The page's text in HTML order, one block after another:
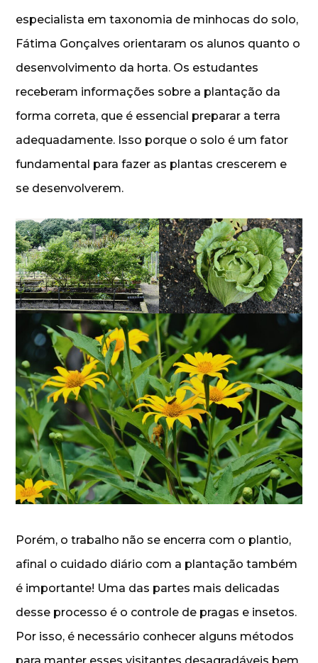
especialista em taxonomia de minhocas do solo,
Fátima Gonçalves orientaram os alunos quanto o
desenvolvimento da horta. Os estudantes
receberam informações sobre a plantação da
forma correta, que é essencial preparar a terra
adequadamente. Isso porque o solo é um fator
fundamental para fazer as plantas crescerem e
se desenvolverem.
Porém, o trabalho não se encerra com o plantio,
afinal o cuidado diário com a plantação também
é importante! Uma das partes mais delicadas
desse processo é o controle de pragas e insetos.
Por isso, é necessário conhecer alguns métodos